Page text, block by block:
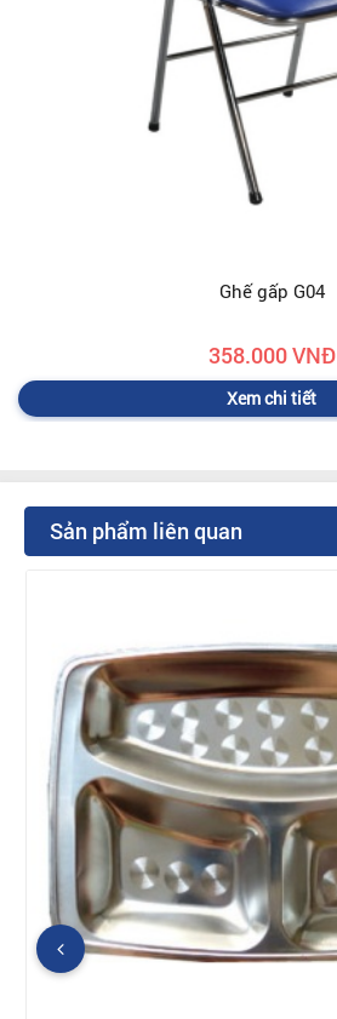
Ghế gấp G04
358.000 VNĐ
Xem chi tiết
Sản phẩm liên quan